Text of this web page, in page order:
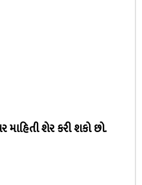
શેર કરી શકો છો.